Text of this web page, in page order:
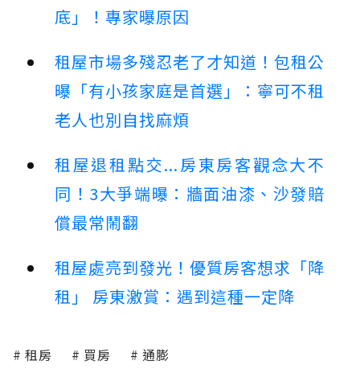
底」！專家曝原因
租屋市場多殘忍老了才知道！包租公
曝「有小孩家庭是首選」：寧可不租
老人也別自找麻煩
租屋退租點交...房東房客觀念大不
同！3大爭端曝：牆面油漆、沙發賠
償最常鬧翻
租屋處亮到發光！優質房客想求「降
租」 房東激賞：遇到這種一定降
租房 買房 通膨